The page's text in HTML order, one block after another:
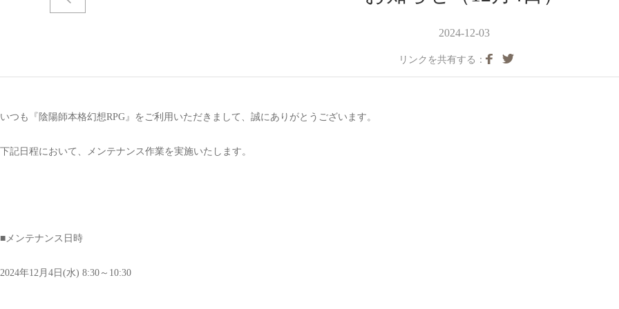
2024-12-03
リンクを共有する：
いつも『陰陽師本格幻想RPG』をご利用いただきまして、誠にありがとうございます。
下記日程において、メンテナンス作業を実施いたします。
■メンテナンス日時
2024年12月4日(水) 8:30～10:30